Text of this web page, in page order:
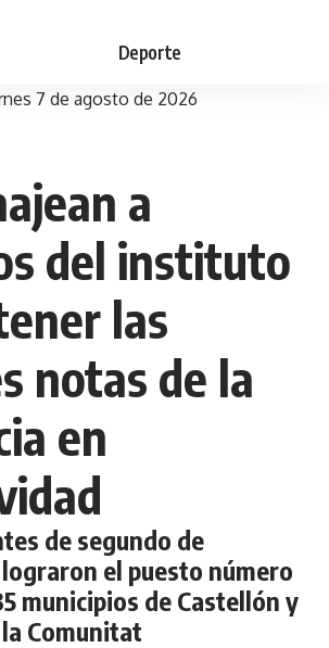
Deporte
7 de agosto de 2026
a
del instituto
las
notas de la
en
de segundo de
el puesto número
municipios de Castellón y
Comunitat